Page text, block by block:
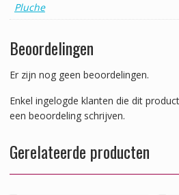
Pluche
Beoordelingen
Er zijn nog geen beoordelingen.
Enkel ingelogde klanten die dit
een beoordeling schrijven.
Gerelateerde producten